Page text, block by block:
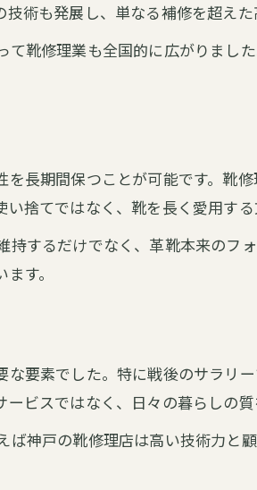
術も発展し、単なる補修を超え
靴修理業も全国的に広がりまし
長期間保つことが可能です。靴
捨てではなく、靴を長く愛用する
するだけでなく、革靴本来のフ
す。
要素でした。特に戦後のサラリ
ビスではなく、日々の暮らしの質
神戸の靴修理店は高い技術力と